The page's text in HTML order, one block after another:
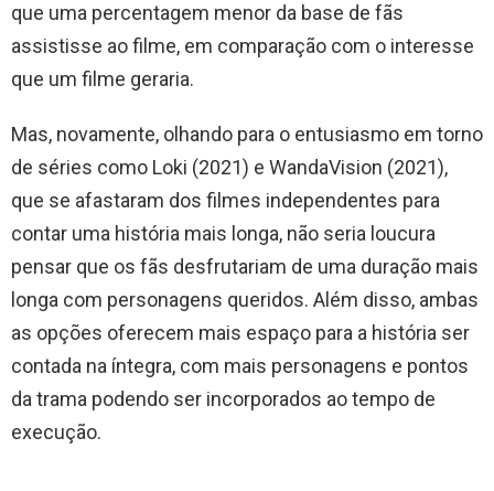
que uma percentagem menor da base de fãs
assistisse ao filme, em comparação com o interesse
que um filme geraria.
Mas, novamente, olhando para o entusiasmo em torno
de séries como Loki (2021) e WandaVision (2021),
que se afastaram dos filmes independentes para
contar uma história mais longa, não seria loucura
pensar que os fãs desfrutariam de uma duração mais
longa com personagens queridos. Além disso, ambas
as opções oferecem mais espaço para a história ser
contada na íntegra, com mais personagens e pontos
da trama podendo ser incorporados ao tempo de
execução.